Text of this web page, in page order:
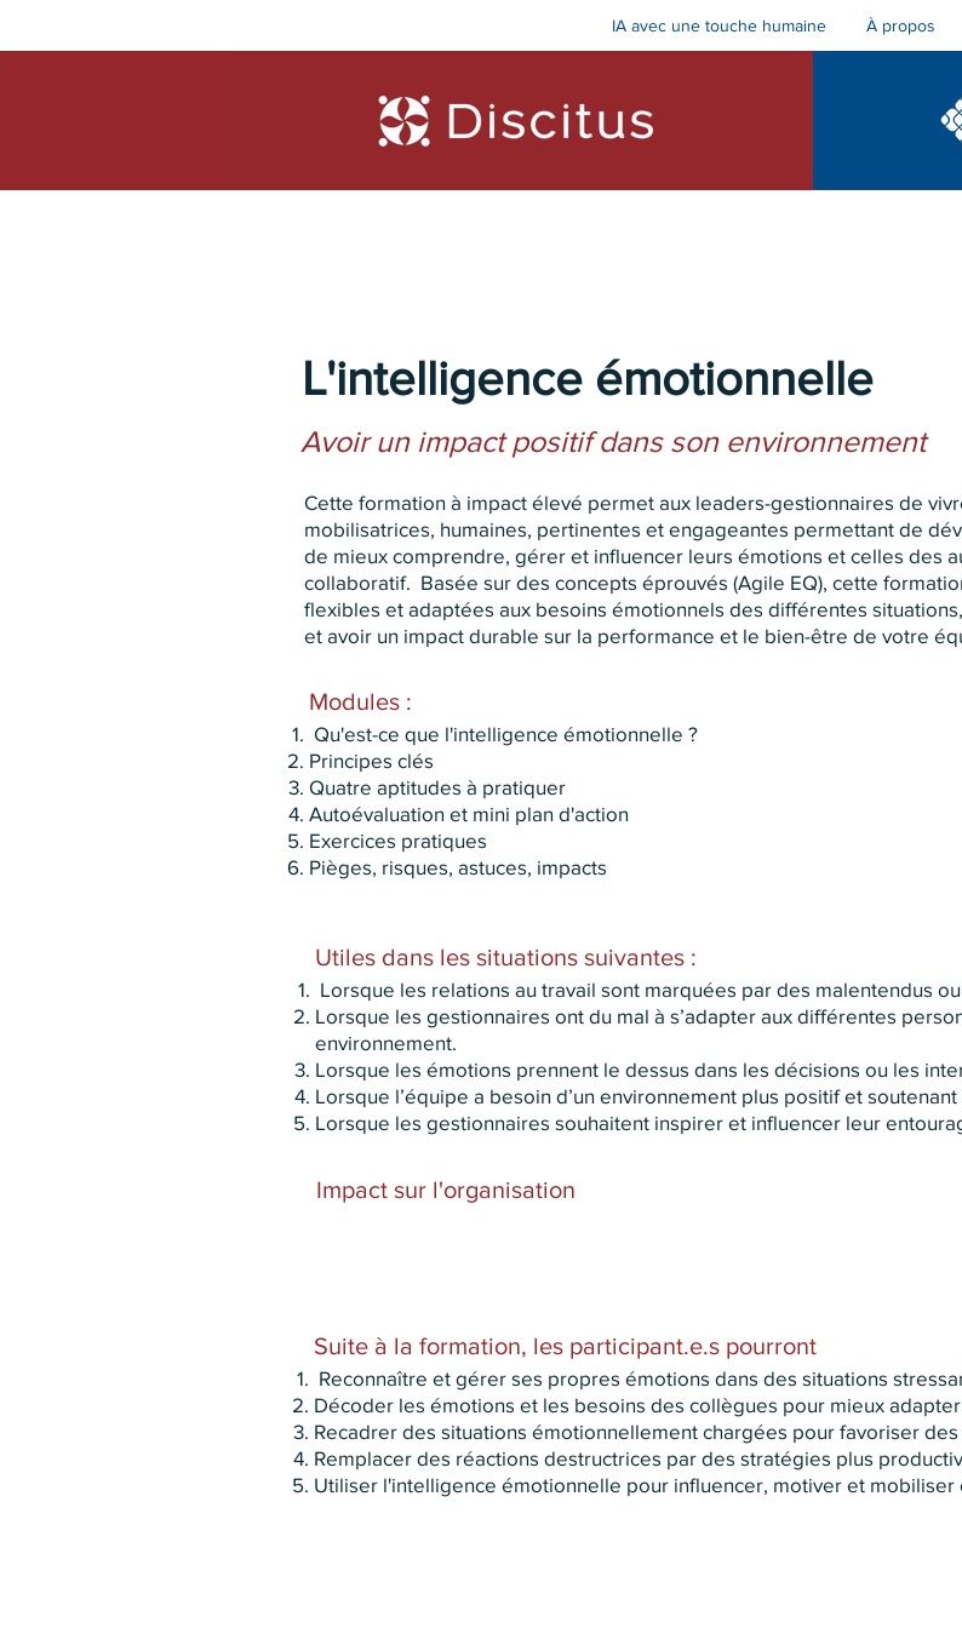
IA avec une touche humaine À propos
L'intelligence émotionnelle
Avoir un impact positif dans son environnement
Cette formation à impact élevé permet aux leaders-gestionnaires de
mobilisatrices, humaines, pertinentes et engageantes permettant de
de mieux comprendre, gérer et influencer leurs émotions et celles des
collaboratif. Basée sur des concepts éprouvés (Agile EQ), cette
flexibles et adaptées aux besoins émotionnels des différentes
et avoir un impact durable sur la performance et le bien-être de votre
Modules :
Qu'est-ce que l'intelligence émotionnelle ?
Principes clés
Quatre aptitudes à pratiquer
Autoévaluation et mini plan d'action
Exercices pratiques
Pièges, risques, astuces, impacts
Utiles dans les situations suivantes :
Lorsque les relations au travail sont marquées par des malentendus
Lorsque les gestionnaires ont du mal à s’adapter aux différentes
environnement.
Lorsque les émotions prennent le dessus dans les décisions ou les
Lorsque l’équipe a besoin d’un environnement plus positif et
Lorsque les gestionnaires souhaitent inspirer et influencer leur
Impact sur l'organisation
Suite à la formation, les participant.e.s pourront
Reconnaître et gérer ses propres émotions dans des situations
Décoder les émotions et les besoins des collègues pour mieux
Recadrer des situations émotionnellement chargées pour favoriser
Remplacer des réactions destructrices par des stratégies plus
Utiliser l'intelligence émotionnelle pour influencer, motiver et mobiliser